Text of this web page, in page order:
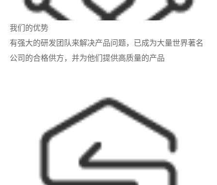
我们的优势
有强大的研发团队来解决产品问题，已成为大量世界著名
公司的合格供方，并为他们提供高质量的产品